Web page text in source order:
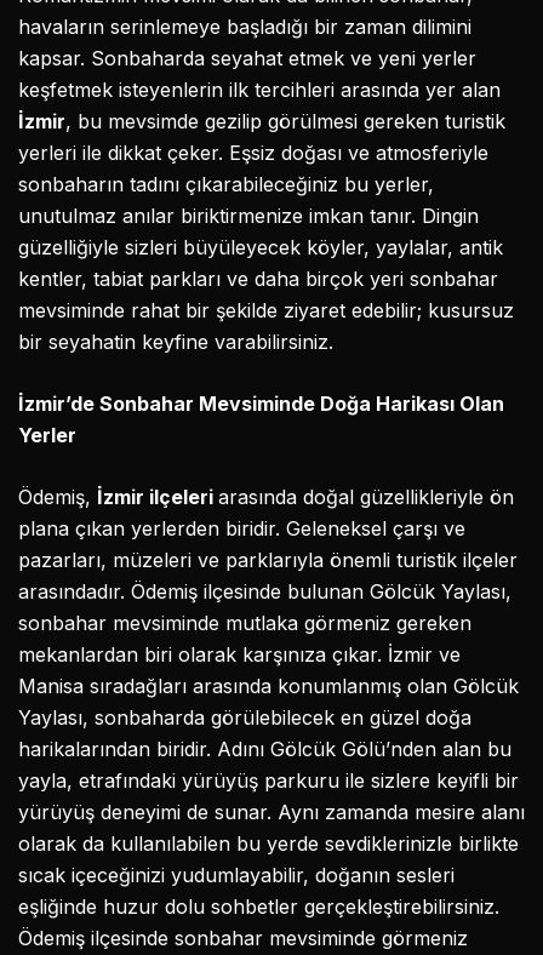
havaların serinlemeye başladığı bir zaman dilimini
kapsar. Sonbaharda seyahat etmek ve yeni yerler
keşfetmek isteyenlerin ilk tercihleri arasında yer alan
İzmir, bu mevsimde gezilip görülmesi gereken turistik
yerleri ile dikkat çeker. Eşsiz doğası ve atmosferiyle
sonbaharın tadını çıkarabileceğiniz bu yerler,
unutulmaz anılar biriktirmenize imkan tanır. Dingin
güzelliğiyle sizleri büyüleyecek köyler, yaylalar, antik
kentler, tabiat parkları ve daha birçok yeri sonbahar
mevsiminde rahat bir şekilde ziyaret edebilir; kusursuz
bir seyahatin keyfine varabilirsiniz.
İzmir’de Sonbahar Mevsiminde Doğa Harikası Olan
Yerler
Ödemiş, İzmir ilçeleri arasında doğal güzellikleriyle ön
plana çıkan yerlerden biridir. Geleneksel çarşı ve
pazarları, müzeleri ve parklarıyla önemli turistik ilçeler
arasındadır. Ödemiş ilçesinde bulunan Gölcük Yaylası,
sonbahar mevsiminde mutlaka görmeniz gereken
mekanlardan biri olarak karşınıza çıkar. İzmir ve
Manisa sıradağları arasında konumlanmış olan Gölcük
Yaylası, sonbaharda görülebilecek en güzel doğa
harikalarından biridir. Adını Gölcük Gölü’nden alan bu
yayla, etrafındaki yürüyüş parkuru ile sizlere keyifli bir
yürüyüş deneyimi de sunar. Aynı zamanda mesire alanı
olarak da kullanılabilen bu yerde sevdiklerinizle birlikte
sıcak içeceğinizi yudumlayabilir, doğanın sesleri
eşliğinde huzur dolu sohbetler gerçekleştirebilirsiniz.
Ödemiş ilçesinde sonbahar mevsiminde görmeniz